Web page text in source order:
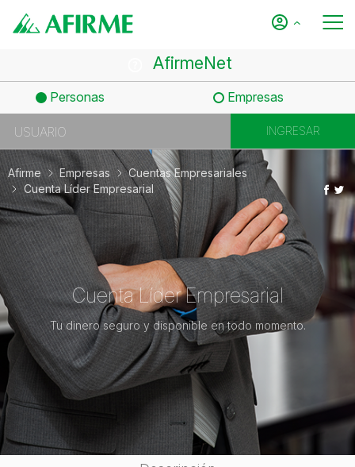
AfirmeNet
Personas Empresas
Afirme Empresas
Cuentas Empresariales
Cuenta Líder Empresarial
Cuenta Líder Empresarial
Tu dinero seguro y disponible en todo momento.